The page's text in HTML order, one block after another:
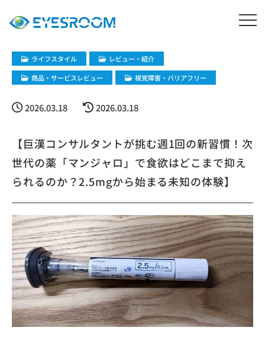
ライフスタイル
レビュー・紹介
商品・サービスレビュー
視覚障害・バリアフリー
2026.03.18 2026.03.18
【巨漢コンサルタントが挑む週1回の新習慣！次
世代の薬「マンジャロ」で食欲はどこまで抑え
られるのか？2.5mgから始まる未知の体験】